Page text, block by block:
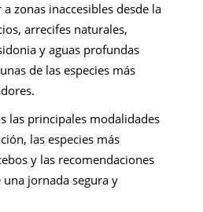
zonas inaccesibles desde la
arrecifes naturales,
y aguas profundas
de las especies más
las principales modalidades
las especies más
y las recomendaciones
jornada segura y